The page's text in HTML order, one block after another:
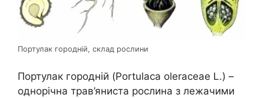
Портулак городній, склад рослини
Портулак городній (Portulaca oleraceae L.) –
однорічна трав’яниста рослина з лежачими